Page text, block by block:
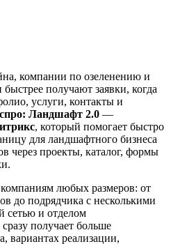
компании по озеленению и
быстрее получают заявки, когда
услуги, контакты и
Ландшафт 2.0 —
, который помогает быстро
для ландшафтного бизнеса
через проекты, каталог, формы
любых размеров: от
до подрядчика с несколькими
сетью и отделом
получает больше
вариантах реализации,